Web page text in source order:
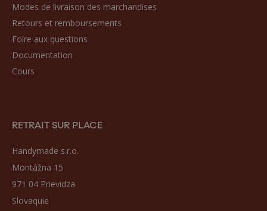
Modes de livraison des marchandises
Retours et remboursements
Foire aux questions
Documentation
Cours
RETRAIT SUR PLACE
Handymade s.r.o.
Montážna 15
971 04 Prievidza
Slovaquie